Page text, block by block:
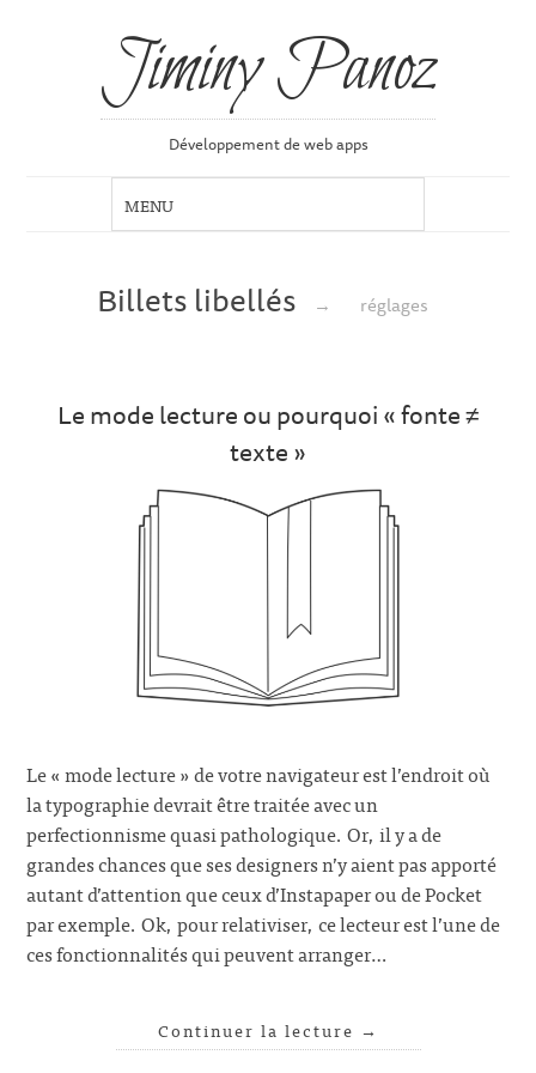
Jiminy Panoz
Développement de web apps
Billets libellés → réglages
Le mode lecture ou pourquoi « fonte ≠
texte »
Le « mode lecture » de votre navigateur est l’endroit où
la typographie devrait être traitée avec un
perfectionnisme quasi pathologique. Or, il y a de
grandes chances que ses designers n’y aient pas apporté
autant d’attention que ceux d’Instapaper ou de Pocket
par exemple. Ok, pour relativiser, ce lecteur est l’une de
ces fonctionnalités qui peuvent arranger…
Continuer la lecture →